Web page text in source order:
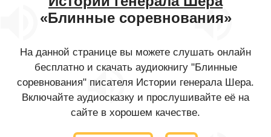
«Блинные соревнования»
На данной странице вы можете слушать онлайн
бесплатно и скачать аудиокнигу "Блинные
соревнования" писателя Истории генерала Шера.
Включайте аудиосказку и прослушивайте её на
сайте в хорошем качестве.